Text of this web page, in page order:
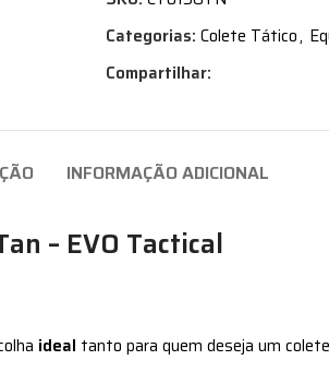
Categorias: Colete Tático,
Compartilhar:
INFORMAÇÃO ADICIONAL
– EVO Tactical
ideal tanto para quem deseja um